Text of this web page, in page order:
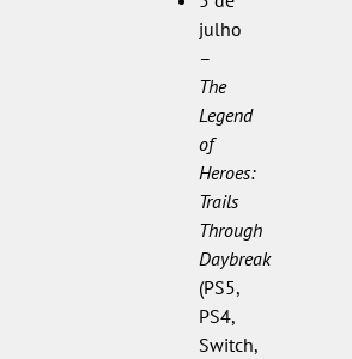
julho
–
The
Legend
of
Heroes:
Trails
Through
Daybreak
(PS5,
PS4,
Switch,